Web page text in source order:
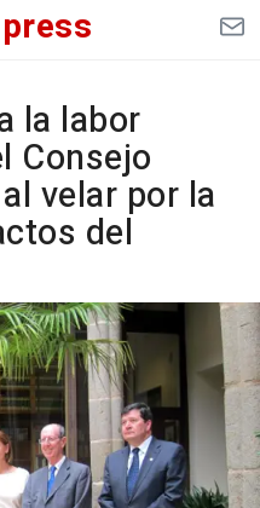
press
la labor
Consejo
velar por la
del